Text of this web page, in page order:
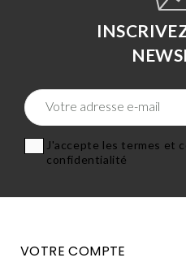
J'accepte les termes et
confidentialité
VOTRE COMPTE